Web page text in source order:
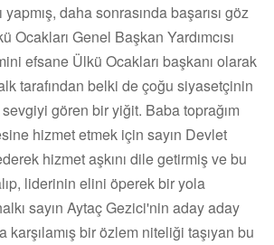
yapmış, daha sonrasında başarısı göz
Ocakları Genel Başkan Yardımcısı
efsane Ülkü Ocakları başkanı olarak
tarafından belki de çoğu siyasetçinin
sevgiyi gören bir yiğit. Baba toprağım
hizmet etmek için sayın Devlet
hizmet aşkını dile getirmiş ve bu
liderinin elini öperek bir yola
sayın Aytaç Gezici'nin aday aday
karşılamış bir özlem niteliği taşıyan bu